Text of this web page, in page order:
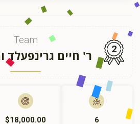
Team
ר' חיים גרינפעלד 2
$18,000.00 6